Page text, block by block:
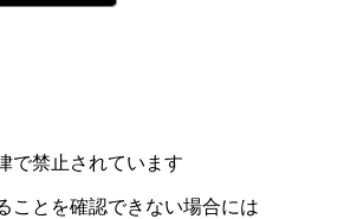
で禁止されています
ことを確認できない場合には